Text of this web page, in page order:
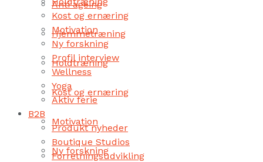
Anti ageing
Hjemmetræning
Holdtræning
Kost og ernæring
Motivation
Ny forskning
Kost og ernæring
Motivation
Ny forskning
Profil interview
Wellness
Yoga
Aktiv ferie
B2B
Produkt nyheder
Boutique Studios
Forretningsudvikling